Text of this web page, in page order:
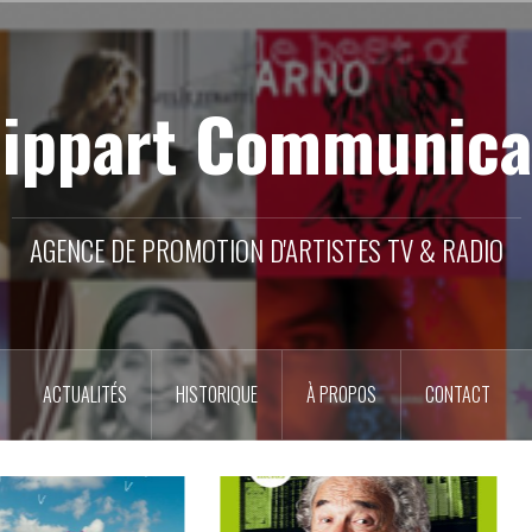
AGENCE DE PROMOTION D'ARTISTES TV & RADIO
ACTUALITÉS HISTORIQUE À PROPOS CONTACT